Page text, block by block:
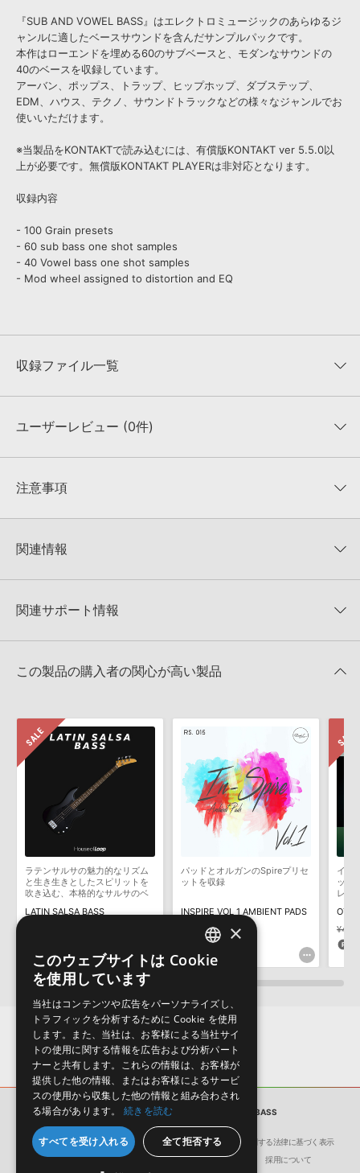
『SUB AND VOWEL BASS』はエレクトロミュージックのあらゆるジ
ャンルに適したベースサウンドを含んだサンプルパックです。
本作はローエンドを埋める60のサブベースと、モダンなサウンドの
40のベースを収録しています。
アーバン、ポップス、トラップ、ヒップホップ、ダブステップ、
EDM、ハウス、テクノ、サウンドトラックなどの様々なジャンルでお
使いいただけます。
※当製品をKONTAKTで読み込むには、有償版KONTAKT ver 5.5.0以
上が必要です。無償版KONTAKT PLAYERは非対応となります。
収録内容
- 100 Grain presets
- 60 sub bass one shot samples
- 40 Vowel bass one shot samples
- Mod wheel assigned to distortion and EQ
収録ファイル一覧
収録ファイル一覧
ユーザーレビュー (0件)
★★★★★
★5
★4
★1
0%
注意事項
KONTAKTフォーマットは、
でお使いいただけます。無償版のKONTAKT PLAYERではお使いい
4GBを超えるデータに関するご注意：
FAT32でフォーマットされた
きます際には、NTFSやHFS＋でフォーマットされたHDDをご用意
いただく必要がございます。
知らせするメールの2通が送信されます。メールに記載されており
ます説明に沿って、製品のダウンロード／導入を行って下さい。
サンプルパック製品には、原則として日本語版操作マニュアルをご
用意しておりません。ご購入後のご不明点や詳細に関するお問い合
わせなどは テクニカルサポート
までご連絡ください。
デモソングは、製品収録サウンドを使ってできることを紹介するた
めのデモンストレーション用の楽曲です。原則として、デモソング
そのものをお使いいただくことはできません。また、デモソングを
構成する全てのサウンドが、サンプルパックに含まれていることを
保証するものではありません。
しかねます。
関連情報
ーセール！
関連サポート情報
品）
マークのついた情報は、該当する製品のご購入ユーザー様専用となって
おります。ご覧頂くには、該当する製品をご購入頂く必要がございます。
SUB AND VOWEL BASSのサポート情報
この製品の購入者の関心が高い製品
ラテンサルサの魅力的なリズム
と生き生きとしたスピリットを
吹き込む、本格的なサルサのベ
LATIN SALSA BASS
パッドとオルガンのSpireプリセ
ットを収録
INSPIRE VOL 1 AMBIENT PADS
¥3,322
166pt
イン
ック
レッ
サンプルパック SUB AND VOWEL BASS
会社概要 環境保護（CSR）への取り組み
特定商取引に関する法律に基づく表示
サイト動作環境
利用規約 個人情報の保護について 採用について
ENGLISH
×
このウェブサイトは Cookie
を使用しています
当社はコンテンツや広告をパーソナライズし、
トラフィックを分析するために Cookie を使用
します。また、当社は、お客様による当社サイ
トの使用に関する情報を広告および分析パート
ナーと共有します。これらの情報は、お客様が
提供した他の情報、またはお客様によるサービ
スの使用から収集した他の情報と組み合わされ
る場合があります。
続きを読む
すべてを受け入れる 全て拒否する